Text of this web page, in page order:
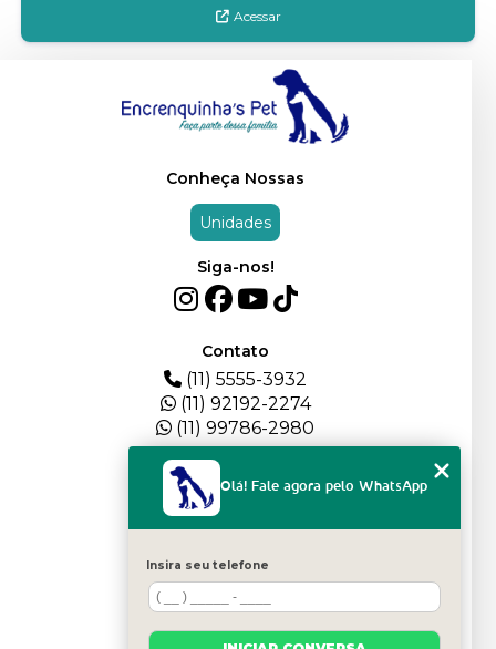
Acessar
Conheça Nossas
Unidades
Siga-nos!
Contato
(11) 5555-3932
(11) 92192-2274
(11) 99786-2980
QUEM SOMOS
PLANTEL
BLOG
SERVIÇOS
Olá! Fale agora pelo WhatsApp
Insira seu telefone